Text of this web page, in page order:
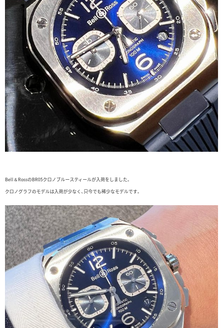
Bell＆RossのBR05クロノブルースティールが入荷をしました。
クロノグラフのモデルは入荷が少なく、只今でも稀少なモデルです。